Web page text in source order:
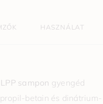
HASZNÁLAT
sampon gyengéd
betain és dinátrium-